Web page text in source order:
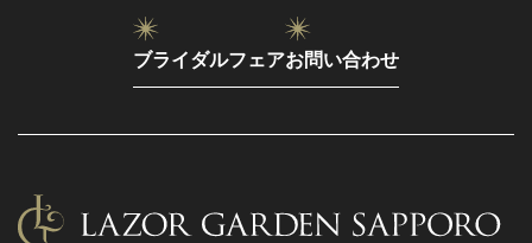
ブライダルフェアお問い合わせ